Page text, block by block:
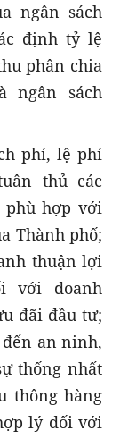
ngân sách
định tỷ lệ
phân chia
ngân sách
phí, lệ phí
thủ các
hợp với
Thành phố;
thuận lợi
với doanh
đãi đầu tư;
an ninh,
thống nhất
thông hàng
lý đối với